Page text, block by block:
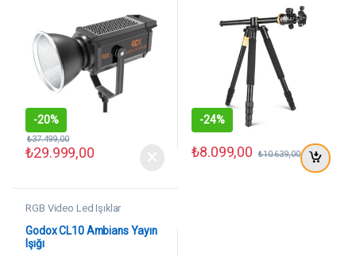
-20%
₺29.999,00
₺37.499,00
-24%
₺8.099,00 ₺10.639,00
RGB Video Led Işıklar
Godox CL10 Ambians Yayın
Işığı